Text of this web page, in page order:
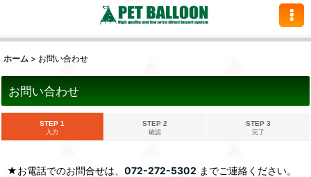
ホーム > お問い合わせ
お問い合わせ
STEP 1
入力
STEP 2
確認
STEP 3
完了
★お電話でのお問合せは、 072-272-5302 までご連絡ください。